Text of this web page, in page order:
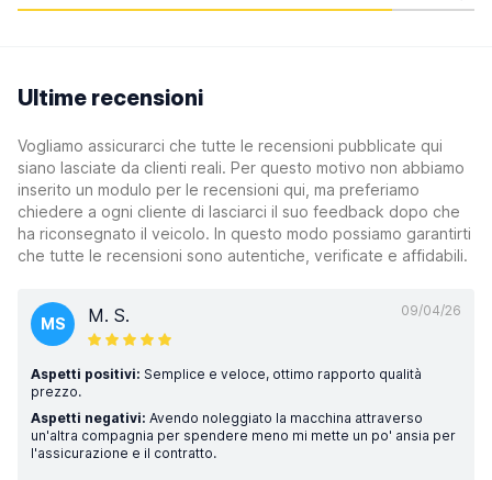
Ultime recensioni
Vogliamo assicurarci che tutte le recensioni pubblicate qui
siano lasciate da clienti reali. Per questo motivo non abbiamo
inserito un modulo per le recensioni qui, ma preferiamo
chiedere a ogni cliente di lasciarci il suo feedback dopo che
ha riconsegnato il veicolo. In questo modo possiamo garantirti
che tutte le recensioni sono autentiche, verificate e affidabili.
09/04/26
MS M. S.
Aspetti positivi: Semplice e veloce, ottimo rapporto qualità
prezzo.
Aspetti negativi: Avendo noleggiato la macchina attraverso
un'altra compagnia per spendere meno mi mette un po' ansia per
l'assicurazione e il contratto.